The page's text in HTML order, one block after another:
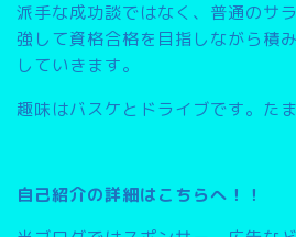
派手な成功談ではなく、普通のサ
強して資格合格を目指しながら積
していきます。
趣味はバスケとドライブです。た
自己紹介の詳細はこちらへ！！